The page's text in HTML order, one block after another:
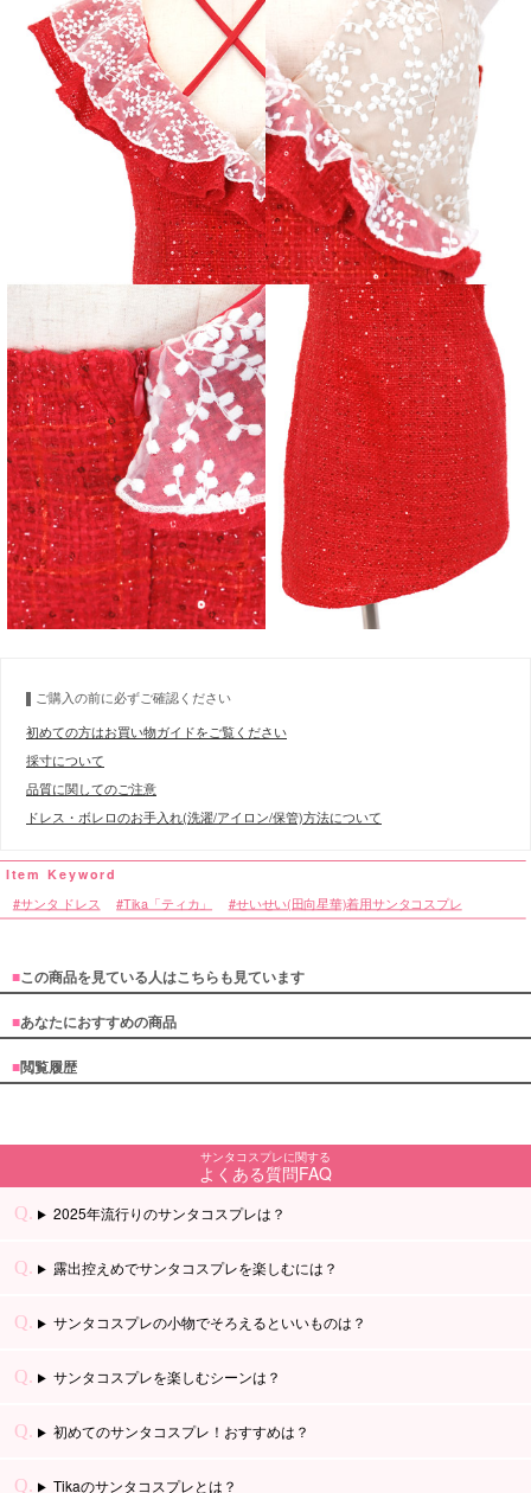
ご購入の前に必ずご確認ください
初めての方はお買い物ガイドをご覧ください
採寸について
品質に関してのご注意
ドレス・ボレロのお手入れ(洗濯/アイロン/保管)方法について
サンタ ドレス Tika「ティカ」 せいせい(田向星華)着用サンタコスプレ
■この商品を見ている人はこちらも見ています
■あなたにおすすめの商品
■閲覧履歴
サンタコスプレに関する
よくある質問FAQ
2025年流行りのサンタコスプレは？
露出控えめでサンタコスプレを楽しむには？
サンタコスプレの小物でそろえるといいものは？
サンタコスプレを楽しむシーンは？
初めてのサンタコスプレ！おすすめは？
Tikaのサンタコスプレとは？